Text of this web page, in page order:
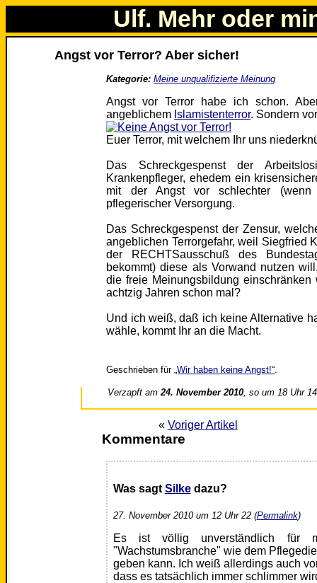
Ulf. Mehr oder
Angst vor Terror? Aber sicher!
Kategorie: Meine unqualifizierte Meinung
Angst vor Terror habe ich schon.
angeblichem Islamistenterror. Sondern
Euer Terror, mit welchem Ihr uns
Das Schreckgespenst der
Krankenpfleger, ehedem ein
mit der Angst vor schlechter (wenn
pflegerischer Versorgung.
Das Schreckgespenst der Zensur,
angeblichen Terrorgefahr, weil Siegfried
der RECHTSausschuß des
bekommt) diese als Vorwand nutzen
die freie Meinungsbildung
achtzig Jahren schon mal?
Und ich weiß, daß ich keine Alternative
wähle, kommt Ihr an die Macht.
Geschrieben für„Wir haben keine Angst!“.
Verzapft am24. November 2010, so um 18 Uhr 14
« Voriger Artikel
Kommentare
Was sagt Silkedazu?
27. November 2010 um 12 Uhr 22 (Permalink)
Es ist völlig unverständlich
"Wachstumsbranche" wie dem
geben kann. Ich weiß allerdings auch
dass es tatsächlich immer schlimmer